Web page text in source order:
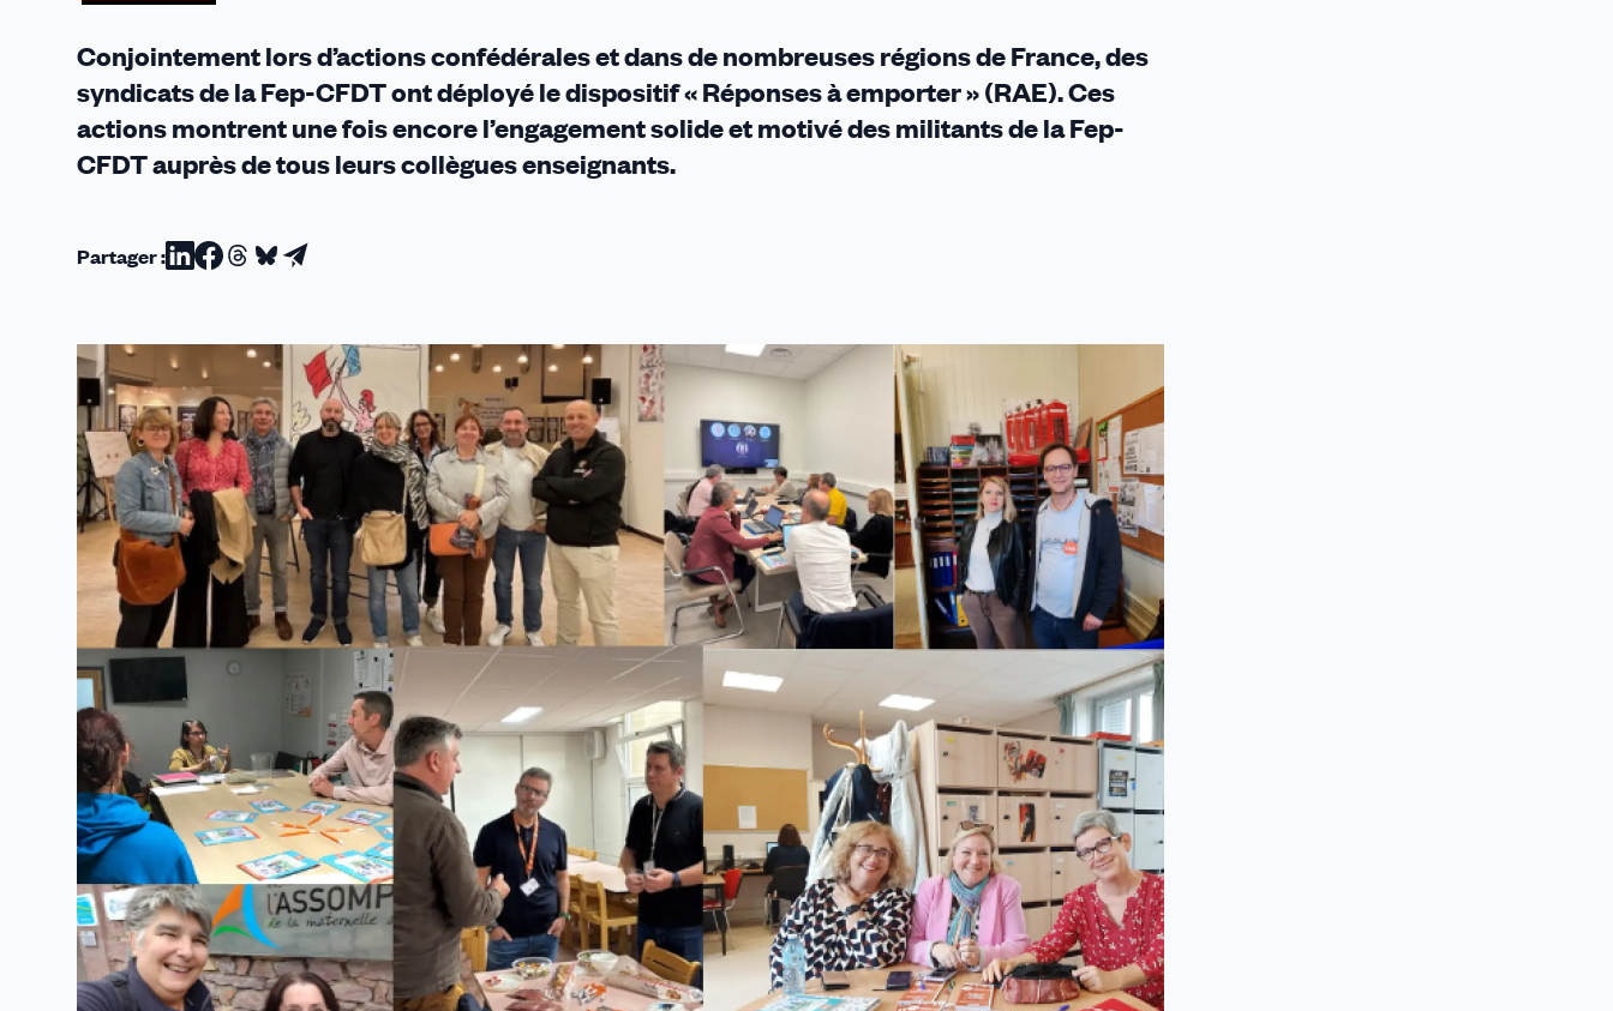
emporter
»
Conjointement lors d’actions confédérales et dans de nombreuses régions de France, des
syndicats de la Fep-CFDT ont déployé le dispositif « Réponses à emporter » (RAE). Ces
actions montrent une fois encore l’engagement solide et motivé des militants de la Fep-
CFDT auprès de tous leurs collègues enseignants.
Partager :Partager
Linkedin
Partager
Facebook
Partager
Threads
Partager
Bluesky
Partager
email